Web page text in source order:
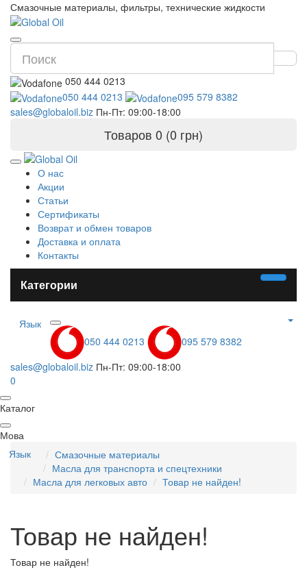
Смазочные материалы, фильтры, технические жидкости
050 444 0213
050 444 0213
095 579 8382
sales@globaloil.biz Пн-Пт: 09:00-18:00
Товаров 0 (0 грн)
О нас
Акции
Статьи
Сертификаты
Возврат и обмен товаров
Доставка и оплата
Контакты
Категории
Язык
050 444 0213
095 579 8382
sales@globaloil.biz Пн-Пт: 09:00-18:00
0
Каталог
Мова
Язык
Смазочные материалы
Масла для транспорта и спецтехники
Масла для легковых авто
Товар не найден!
Товар не найден!
Товар не найден!